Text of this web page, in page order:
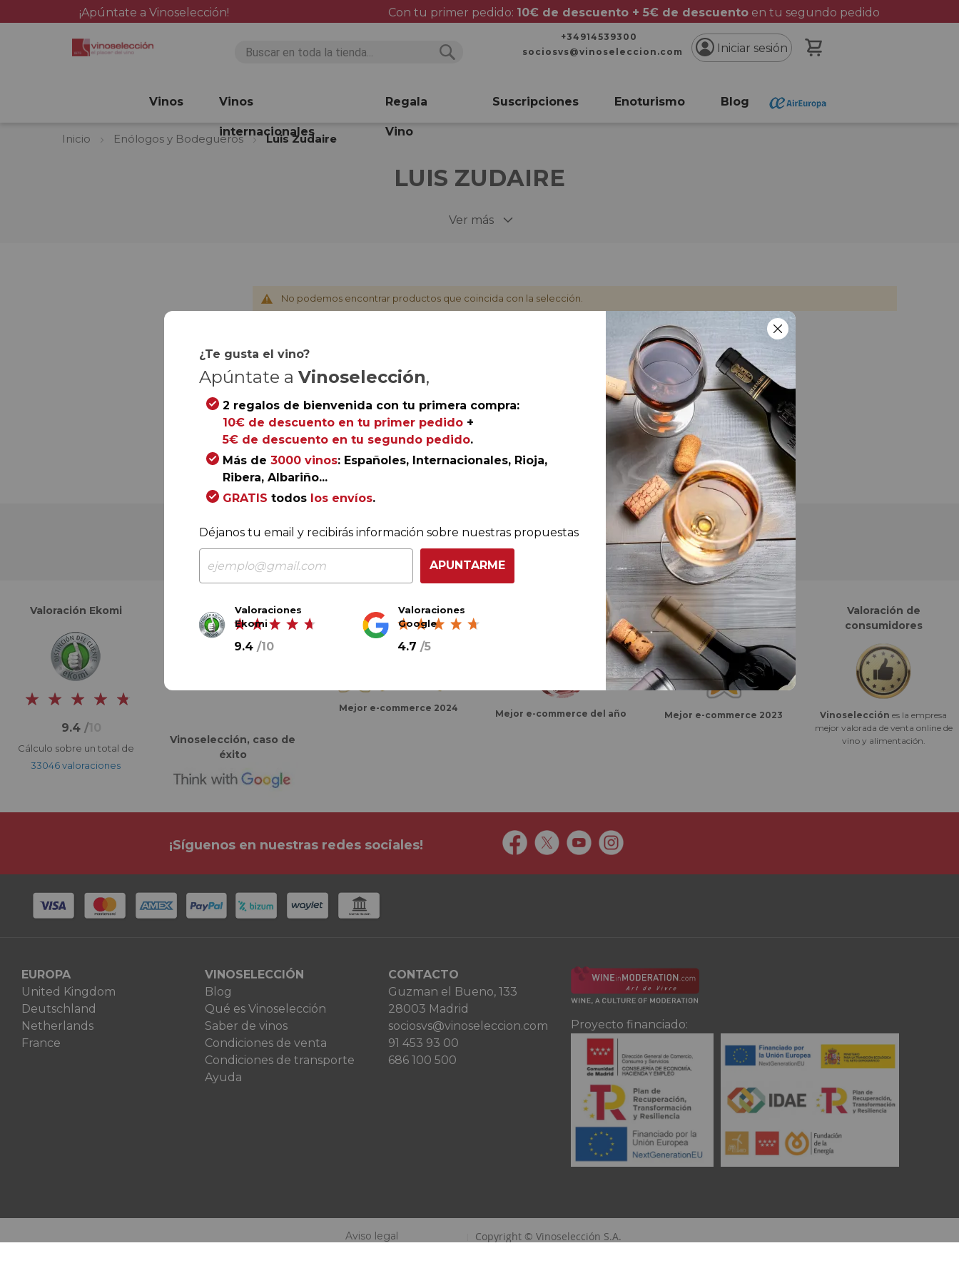
¡Apúntate a Vinoselección! Con tu primer pedido: 10€ de descuento + 5€ de descuentoen tu segundo pedido
+34914539300
sociosvs@vinoseleccion.com
Iniciar sesión
Vinos Vinos
internacionales
Regala
Vino
Suscripciones Enoturismo Blog
Inicio Enólogos y Bodegueros Luis Zudaire
LUIS ZUDAIRE
Ver más
No podemos encontrar productos que coincida con la selección.
COMPRA CON TOTAL CONFIANZA
Más de 180.000 clientes ya lo hacen
Valoración Ekomi
9.4 /10
Cálculo sobre un total de
33046 valoraciones
Valoración Google
Vinoselección, caso de
éxito
Ganador eCommerce
Awards España
Mejor e-commerce 2024
Ganador eAwards 2023
Mejor e-commerce del año
Finalistas eCommerce
Awards España
Mejor e-commerce 2023
Valoración de
consumidores
Vinoselección es la empresa
mejor valorada de venta online de
vino y alimentación.
¡Síguenos en nuestras redes sociales!
EUROPA
United Kingdom
Deutschland
Netherlands
France
VINOSELECCIÓN
Blog
Qué es Vinoselección
Saber de vinos
Condiciones de venta
Condiciones de transporte
Ayuda
CONTACTO
Guzman el Bueno, 133
28003 Madrid
sociosvs@vinoseleccion.com
91 453 93 00
686 100 500
Proyecto financiado:
Aviso legal
Copyright © Vinoselección S.A.
¿Te gusta el vino?
Apúntate a Vinoselección,
2 regalos de bienvenida con tu primera compra:
10€ de descuento en tu primer pedido+
5€ de descuento en tu segundo pedido.
Más de 3000 vinos: Españoles, Internacionales, Rioja,
Ribera, Albariño...
GRATIS todos los envíos.
Déjanos tu email y recibirás información sobre nuestras propuestas
APUNTARME
Valoraciones
Ekomi
9.4 /10
Valoraciones
Google
4.7 /5